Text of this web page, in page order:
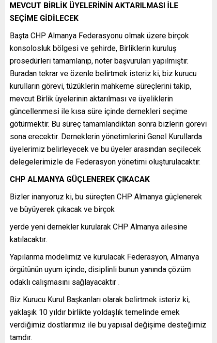
MEVCUT BİRLİK ÜYELERİNİN AKTARILMASI İLE
SEÇİME GİDİLECEK
Başta CHP Almanya Federasyonu olmak üzere birçok
konsolosluk bölgesi ve şehirde, Birliklerin kuruluş
prosedürleri tamamlanıp, noter başvuruları yapılmıştır.
Buradan tekrar ve özenle belirtmek isteriz ki, biz kurucu
kurulların görevi, tüzüklerin mahkeme süreçlerini takip,
mevcut Birlik üyelerinin aktarılması ve üyeliklerin
güncellenmesi ile kısa süre içinde dernekleri seçime
götürmektir. Bu süreç tamamlandıktan sonra bizlerin görevi
sona erecektir. Derneklerin yönetimlerini Genel Kurullarda
üyelerimiz belirleyecek ve bu üyeler arasından seçilecek
delegelerimizle de Federasyon yönetimi oluşturulacaktır.
CHP ALMANYA GÜÇLENEREK ÇIKACAK
Bizler inanyoruz ki, bu süreçten CHP Almanya güçlenerek
ve büyüyerek çıkacak ve birçok
yerde yeni dernekler kurularak CHP Almanya ailesine
katılacaktır.
Yapılanma modelimiz ve kurulacak Federasyon, Almanya
örgütünün uyum içinde, disiplinli bunun yanında çözüm
odaklı calışmasını sağlayacaktır .
Biz Kurucu Kurul Başkanları olarak belirtmek isteriz ki,
yaklaşık 10 yıldır birlikte yoldaşlık temelinde emek
verdiğimiz dostlarımız ile bu yapısal değişime desteğimiz
tamdır.